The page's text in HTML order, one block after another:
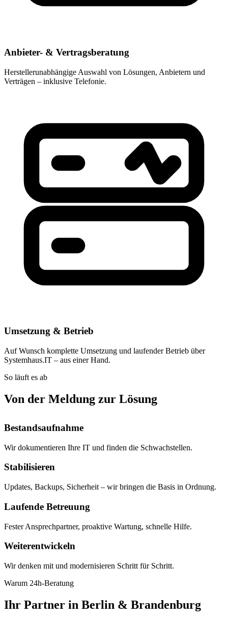
Anbieter- & Vertragsberatung
Herstellerunabhängige Auswahl von Lösungen, Anbietern und
Verträgen – inklusive Telefonie.
Umsetzung & Betrieb
Auf Wunsch komplette Umsetzung und laufender Betrieb über
Systemhaus.IT – aus einer Hand.
So läuft es ab
Von der Meldung zur Lösung
Bestandsaufnahme
Wir dokumentieren Ihre IT und finden die Schwachstellen.
Stabilisieren
Updates, Backups, Sicherheit – wir bringen die Basis in Ordnung.
Laufende Betreuung
Fester Ansprechpartner, proaktive Wartung, schnelle Hilfe.
Weiterentwickeln
Wir denken mit und modernisieren Schritt für Schritt.
Warum 24h-Beratung
Ihr Partner in Berlin & Brandenburg